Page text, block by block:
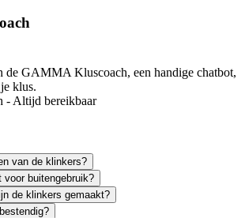
de GAMMA Kluscoach, een handige chatbot,
klus.
Altijd bereikbaar
van de klinkers?
buitengebruik?
de klinkers gemaakt?